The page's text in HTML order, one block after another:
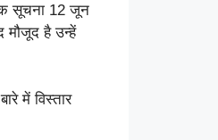
सूचना 12 जून
मौजूद है उन्हें
में विस्तार